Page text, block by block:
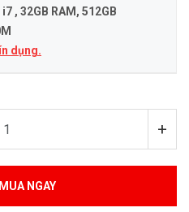
, 32GB RAM, 512GB
dụng.
+
MUA NGAY